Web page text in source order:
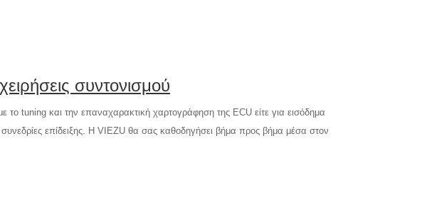
συντονισμού
το tuning και την επαναχαρακτική χαρτογράφηση της ECU είτε για εισόδημα
επίδειξης. Η VIEZU θα σας καθοδηγήσει βήμα προς βήμα μέσα στον